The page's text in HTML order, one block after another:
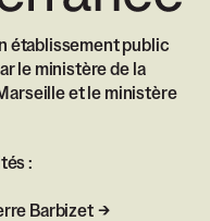
établissement public
le ministère de la
et le ministère
:
Barbizet